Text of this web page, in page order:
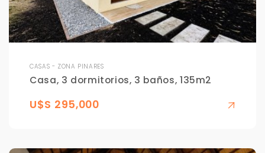
CASAS - ZONA PINARES
Casa, 3 dormitorios, 3 baños, 135m2
U$S 295,000